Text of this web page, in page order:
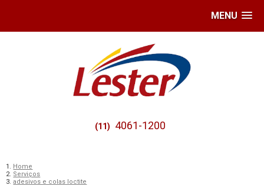
MENU
(11) 4061-1200
Home
Serviços
adesivos e colas loctite